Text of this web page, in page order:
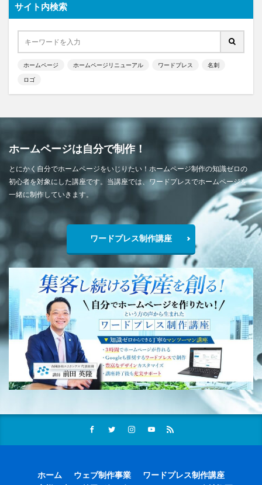
サイト内検索
ホームページ ホームページリニューアル ワードプレス 名刺
ロゴ
ホームページは自分で制作！
とにかく自分でホームページをいじりたい！ホームページ制作の知識ゼロの
初心者を対象にした講座です。当講座では、ワードプレスでホームページを
一緒に制作していきます。
ワードプレス制作講座
ホーム ウェブ制作事業
ワードプレス制作講座